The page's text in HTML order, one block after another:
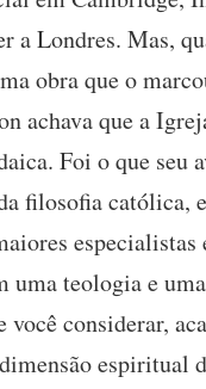
Londres. Mas,
obra que o
que a
Foi o que seu
filosofia católica,
especialistas
teologia e
considerar,
espiritual